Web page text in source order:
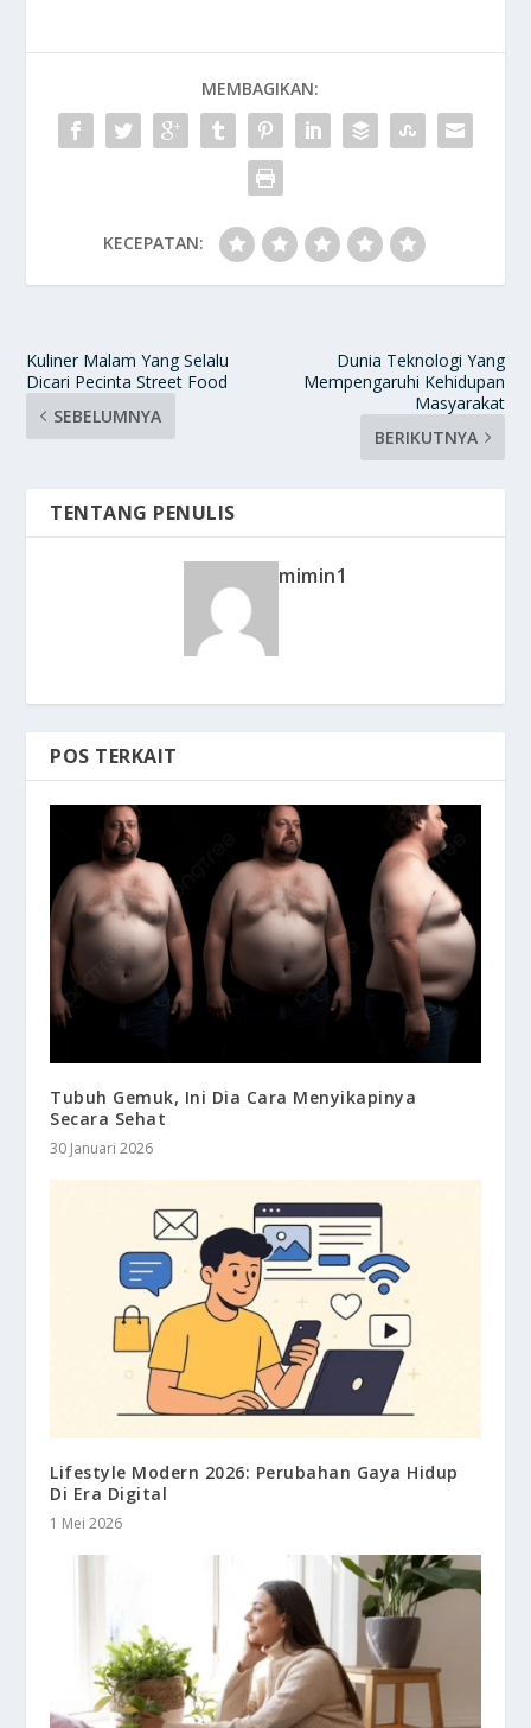
MEMBAGIKAN:
KECEPATAN:
Kuliner Malam Yang Selalu
Dicari Pecinta Street Food
SEBELUMNYA
Dunia Teknologi Yang
Mempengaruhi Kehidupan
Masyarakat
BERIKUTNYA
TENTANG PENULIS
mimin1
POS TERKAIT
Tubuh Gemuk, Ini Dia Cara Menyikapinya
Secara Sehat
30 Januari 2026
Lifestyle Modern 2026: Perubahan Gaya Hidup
Di Era Digital
1 Mei 2026